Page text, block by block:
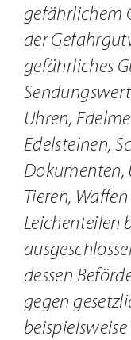
gefährlichem
der
gefährliches
Uhren,
Edelsteinen,
Dokumenten,
Tieren,
Leichenteilen
dessen
gegen